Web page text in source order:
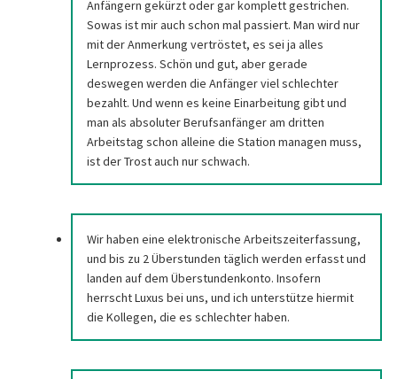
Anfängern gekürzt oder gar komplett gestrichen.
Sowas ist mir auch schon mal passiert. Man wird nur
mit der Anmerkung vertröstet, es sei ja alles
Lernprozess. Schön und gut, aber gerade
deswegen werden die Anfänger viel schlechter
bezahlt. Und wenn es keine Einarbeitung gibt und
man als absoluter Berufsanfänger am dritten
Arbeitstag schon alleine die Station managen muss,
ist der Trost auch nur schwach.
Wir haben eine elektronische Arbeitszeiterfassung,
und bis zu 2 Überstunden täglich werden erfasst und
landen auf dem Überstundenkonto. Insofern
herrscht Luxus bei uns, und ich unterstütze hiermit
die Kollegen, die es schlechter haben.